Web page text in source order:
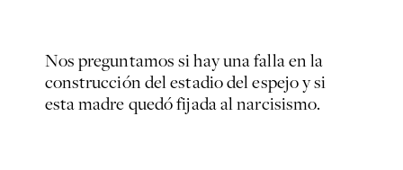
Nos preguntamos si hay una falla en la
construcción del estadio del espejo y si
esta madre quedó fijada al narcisismo.